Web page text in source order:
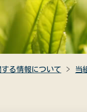
る情報について 当